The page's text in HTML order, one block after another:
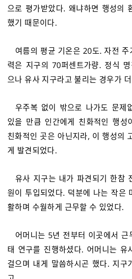
으로 평가받았다. 왜냐하면 행성의
했기 때문이다.
여름의 평균 기온은 20도. 자전
력은 지구의 70퍼센트가량. 정식 명
으나 유사 지구라고 불리는 경우가
우주복 없이 밖으로 나가도 문제
있을 만큼 인간에게 친화적인 행성
친화적인 곳은 아닌지라, 이 행성의
게 발견되었다.
유사 지구는 내가 파견되기 한참
원이 투입되었다. 덕분에 나는 작은
활하며 수월하게 근무할 수 있었다.
어머니는 5년 전부터 이곳에서
태 연구를 진행하셨다. 어머니는 유
걸으며 내게 말씀하시곤 했다. 지구